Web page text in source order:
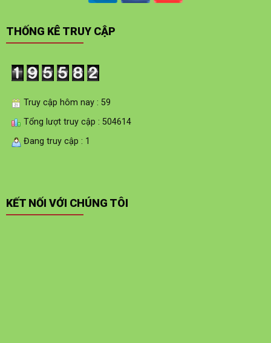
THỐNG KÊ TRUY CẬP
Truy cập hôm nay : 59
Tổng lượt truy cập : 504614
Đang truy cập : 1
KẾT NỐI VỚI CHÚNG TÔI